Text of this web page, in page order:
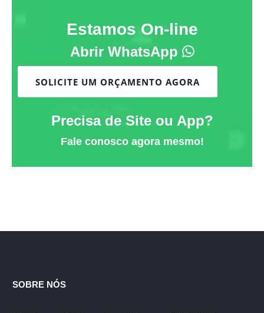
Estamos On-line
Abrir WhatsApp
SOLICITE UM ORÇAMENTO AGORA
Precisa de Site ou App?
Fale conosco agora mesmo!
SOBRE NÓS